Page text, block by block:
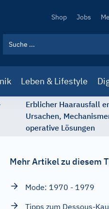
Secondary
Shop Jobs
Leben & Lifestyle
Erblicher Haarausfall
Ursachen,
operative Lösungen
Mehr Artikel zu diesem
Mode: 1970 - 1979
Tipps zum Dessous-